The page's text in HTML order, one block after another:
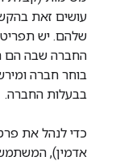
עושים זאת
שלהם. יש
החברה שבה הם
בוחר חברה
בבעלות החברה.
כדי לנהל את
אדמין),